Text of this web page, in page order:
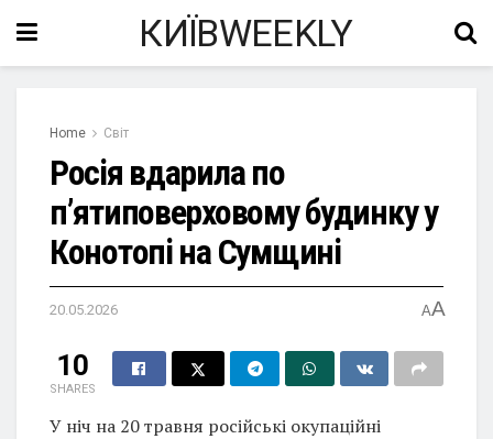
КИЇВWEEKLY
Home Світ
Росія вдарила по
п’ятиповерховому будинку у
Конотопі на Сумщині
20.05.2026 AA
10
SHARES
У ніч на 20 травня російські окупаційні